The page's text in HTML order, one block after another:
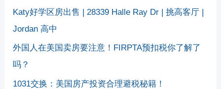
Katy好学区房出售 | 28339 Halle Ray Dr | 挑高客厅 |
Jordan 高中
外国人在美国卖房要注意！FIRPTA预扣税你了解了
吗？
1031交换：美国房产投资合理避税秘籍！